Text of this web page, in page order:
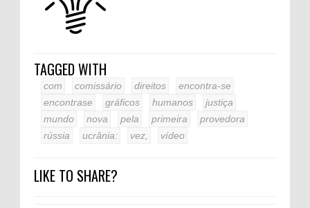
TAGGED WITH
com comissário direitos
encontra-se
encontrase
gráficos humanos
justiça
mundo
nova pela primeira
provedora
rússia
ucrânia: vez, vídeo
LIKE TO SHARE?